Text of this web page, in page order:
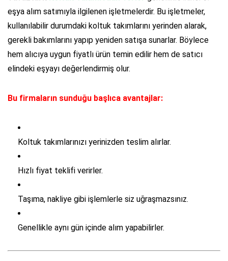
eşya alım satımıyla ilgilenen işletmelerdir. Bu işletmeler,
kullanılabilir durumdaki koltuk takımlarını yerinden alarak,
gerekli bakımlarını yapıp yeniden satışa sunarlar. Böylece
hem alıcıya uygun fiyatlı ürün temin edilir hem de satıcı
elindeki eşyayı değerlendirmiş olur.
Bu firmaların sunduğu başlıca avantajlar:
Koltuk takımlarınızı yerinizden teslim alırlar.
Hızlı fiyat teklifi verirler.
Taşıma, nakliye gibi işlemlerle siz uğraşmazsınız.
Genellikle aynı gün içinde alım yapabilirler.